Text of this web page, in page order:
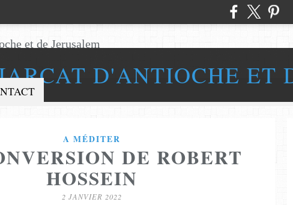
D'ANTIOCHE ET
A MÉDITER
DE ROBERT
HOSSEIN
2 JANVIER 2022